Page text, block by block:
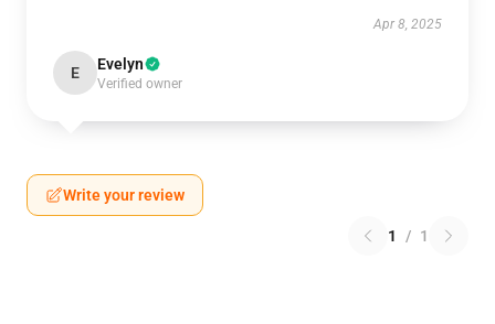
Apr 8, 2025
E Evelyn
Verified owner
Write your review
1 / 1